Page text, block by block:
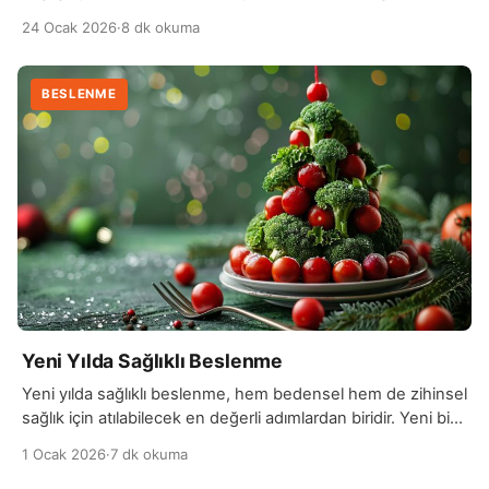
zihinsel enerjiyi artırır. Özellikle omega-3 yağ asitleri,
vitaminler ve mineraller açısından zengin besinler, beyin
kimyasallarının dengeli çalışmasına yardımcı olarak ruh
halini iyileştirir. Yetersiz veya dengesiz beslenme ise stres,
kaygı ve depresyon […]
24 Ocak 2026·8 dk okuma
BESLENME
Yeni Yılda Sağlıklı Beslenme
Yeni yılda sağlıklı beslenme, hem bedensel hem de zihinsel
sağlık için atılabilecek en değerli adımlardan biridir. Yeni bir
alışkanlıklarını gözden geçirmek ve daha dengeli bir düzen
1 Ocak 2026·7 dk okuma